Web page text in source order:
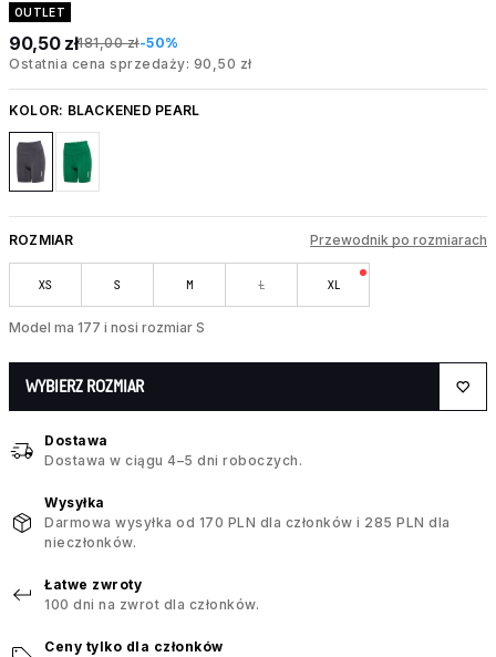
OUTLET
90,50 zł181,00 zł-50%
Ostatnia cena sprzedaży: 90,50 zł
KOLOR: BLACKENED PEARL
ROZMIAR Przewodnik po rozmiarach
XS S M L XL
Model ma 177 i nosi rozmiar S
WYBIERZ ROZMIAR
Dostawa
Dostawa w ciągu 4–5 dni roboczych.
Wysyłka
Darmowa wysyłka od 170 PLN dla członków i 285 PLN dla
nieczłonków.
Łatwe zwroty
100 dni na zwrot dla członków.
Ceny tylko dla członków